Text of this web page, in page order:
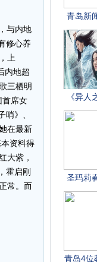
与内地
修心养
上
内地超
三栖明
首席女
哨》、
在最新
资料得
大紫，
霍启刚
常。而